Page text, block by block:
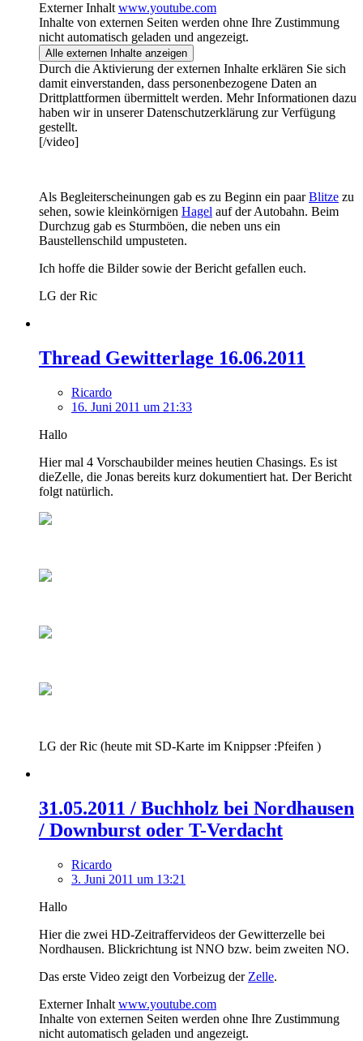
Externer Inhalt www.youtube.com
Inhalte von externen Seiten werden ohne Ihre Zustimmung
nicht automatisch geladen und angezeigt.
Alle externen Inhalte anzeigen
Durch die Aktivierung der externen Inhalte erklären Sie sich
damit einverstanden, dass personenbezogene Daten an
Drittplattformen übermittelt werden. Mehr Informationen dazu
haben wir in unserer Datenschutzerklärung zur Verfügung
gestellt.
[/video]
Als Begleiterscheinungen gab es zu Beginn ein paarBlitze zu
sehen, sowie kleinkörnigen Hagel auf der Autobahn. Beim
Durchzug gab es Sturmböen, die neben uns ein
Baustellenschild umpusteten.
Ich hoffe die Bilder sowie der Bericht gefallen euch.
LG der Ric
Thread Gewitterlage 16.06.2011
Ricardo
16. Juni 2011 um 21:33
Hallo
Hier mal 4 Vorschaubilder meines heutien Chasings. Es ist
dieZelle, die Jonas bereits kurz dokumentiert hat. Der Bericht
folgt natürlich.
LG der Ric (heute mit SD-Karte im Knippser :Pfeifen )
31.05.2011 / Buchholz bei Nordhausen
/ Downburst oder T-Verdacht
Ricardo
3. Juni 2011 um 13:21
Hallo
Hier die zwei HD-Zeitraffervideos der Gewitterzelle bei
Nordhausen. Blickrichtung ist NNO bzw. beim zweiten NO.
Das erste Video zeigt den Vorbeizug der Zelle.
Externer Inhalt www.youtube.com
Inhalte von externen Seiten werden ohne Ihre Zustimmung
nicht automatisch geladen und angezeigt.